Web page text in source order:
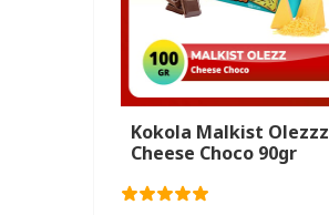
Kokola Malkist Olezzz
Cheese Choco 90gr